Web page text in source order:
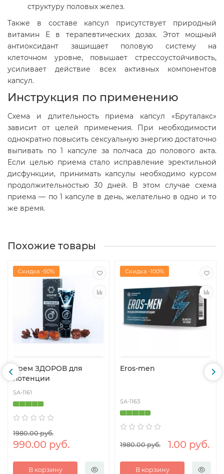
структуру половых желез.
Также в составе капсул присутствует природный
витамин Е в терапевтических дозах. Этот мощный
антиоксидант защищает половую систему на
клеточном уровне, повышает стрессоустойчивость,
усиливает действие всех активных компонентов
капсул.
Инструкция по применению
Схема и длительность приема капсул «Бруталакс»
зависит от целей применения. При необходимости
однократно повысить сексуальную энергию достаточно
выпивать по 1 капсуле за полчаса до полового акта.
Если целью приема стало исправление эректильной
дисфункции, принимать капсулы необходимо курсом
продолжительностью 30 дней. В этом случае схема
приема — по 1 капсуле в день, желательно в одно и то
же время.
Похожие товары
Скидка -50%
Крем ЗДОРОВ для
потенции
SA-1161
1980.00 руб.
990.00 руб.
В корзину
Скидка -100%
Eros-men
SA-1163
1980.00 руб. 1.00 руб.
В корзину